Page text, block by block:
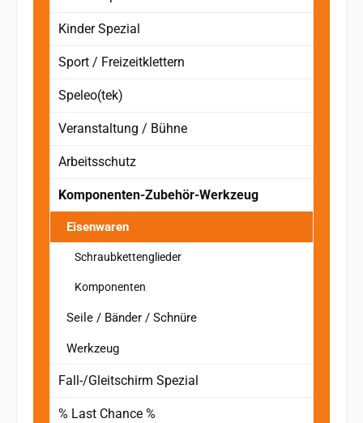
Kinder Spezial
Sport / Freizeitklettern
Speleo(tek)
Veranstaltung / Bühne
Arbeitsschutz
Komponenten-Zubehör-Werkzeug
Eisenwaren
Schraubkettenglieder
Komponenten
Seile / Bänder / Schnüre
Werkzeug
Fall-/Gleitschirm Spezial
% Last Chance %